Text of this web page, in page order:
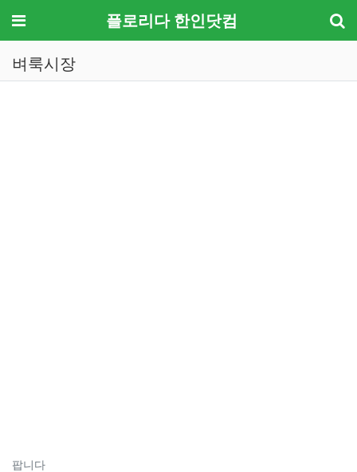
메뉴 플로리다 한인닷컴
벼룩시장
팝니다분류